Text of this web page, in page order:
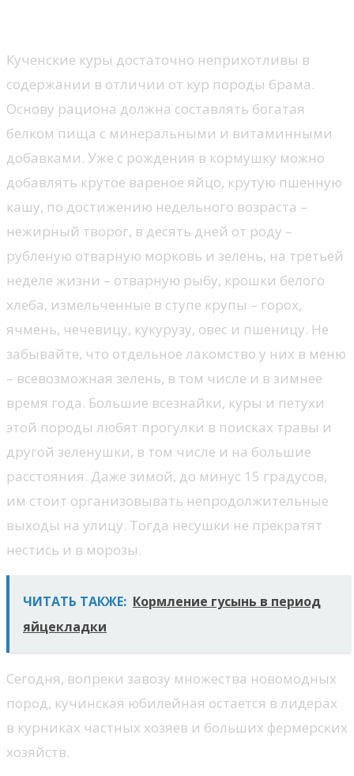
Кученские куры достаточно неприхотливы в
содержании в отличии от кур породы брама.
Основу рациона должна составлять богатая
белком пища с минеральными и витаминными
добавками. Уже с рождения в кормушку можно
добавлять крутое вареное яйцо, крутую пшенную
кашу, по достижению недельного возраста –
нежирный творог, в десять дней от роду –
рубленую отварную морковь и зелень, на третьей
неделе жизни – отварную рыбу, крошки белого
хлеба, измельченные в ступе крупы – горох,
ячмень, чечевицу, кукурузу, овес и пшеницу. Не
забывайте, что отдельное лакомство у них в меню
– всевозможная зелень, в том числе и в зимнее
время года. Большие всезнайки, куры и петухи
этой породы любят прогулки в поисках травы и
другой зеленушки, в том числе и на большие
расстояния. Даже зимой, до минус 15 градусов,
им стоит организовывать непродолжительные
выходы на улицу. Тогда несушки не прекратят
нестись и в морозы.
ЧИТАТЬ ТАКЖЕ: Кормление гусынь в период
яйцекладки
Сегодня, вопреки завозу множества новомодных
пород, кучинская юбилейная остается в лидерах
в курниках частных хозяев и больших фермерских
хозяйств.